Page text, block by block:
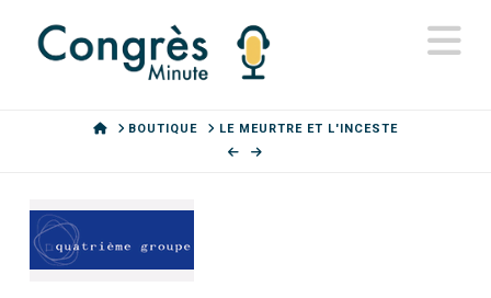
HOMEBOUTIQUE LE MEURTRE ET L'INCESTE